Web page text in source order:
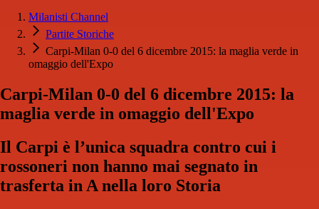
Milanisti Channel
Partite Storiche
Carpi-Milan 0-0 del 6 dicembre 2015: la maglia verde in
omaggio dell'Expo
Carpi-Milan 0-0 del 6 dicembre 2015: la
maglia verde in omaggio dell'Expo
Il Carpi è l’unica squadra contro cui i
rossoneri non hanno mai segnato in
trasferta in A nella loro Storia